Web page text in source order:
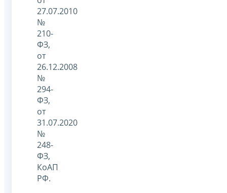
27.07.2010
№
210-
ФЗ,
от
26.12.2008
№
294-
ФЗ,
от
31.07.2020
№
248-
ФЗ,
КоАП
РФ.